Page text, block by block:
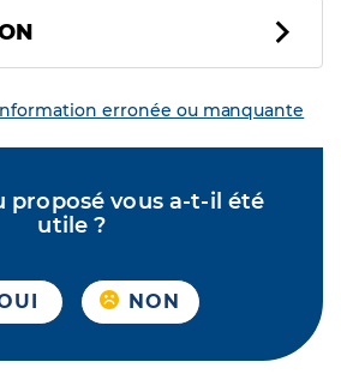
erronée ou manquante
proposé vous a-t-il été
utile ?
NON